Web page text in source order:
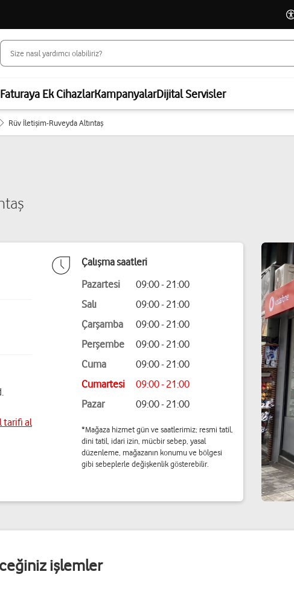
Faturaya Ek CihazlarKampanyalarDijital Servisler
Rüv İletişim-Ruveyda Altıntaş
tarifi al
Çalışma saatleri
Pazartesi
09:00 - 21:00
Salı
09:00 - 21:00
Çarşamba
09:00 - 21:00
Perşembe
09:00 - 21:00
Cuma
09:00 - 21:00
Cumartesi
09:00 - 21:00
Pazar
09:00 - 21:00
*Mağaza hizmet gün ve saatlerimiz; resmi tatil,
dini tatil, idari izin, mücbir sebep, yasal
düzenleme, mağazanın konumu ve bölgesi
gibi sebeplerle değişkenlik gösterebilir.
işlemler